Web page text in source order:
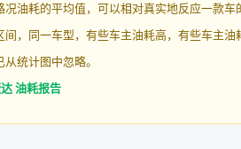
油耗的平均值，可以相对真实地反应一款
，同一车型，有些车主油耗高，有些车主
统计图中忽略。
油耗报告